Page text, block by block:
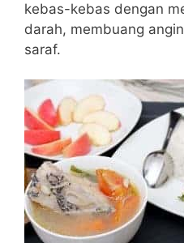
kebas-kebas dengan
darah, membuang
saraf.